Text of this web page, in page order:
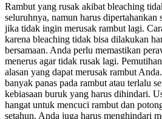
Rambut yang rusak akibat bleaching
seluruhnya, namun harus
jika tidak ingin merusak rambut lagi.
karena bleaching tidak bisa dilakukan
bersamaan. Anda perlu memastikan
menerus agar tidak rusak lagi.
alasan yang dapat merusak rambut
banyak panas pada rambut atau terlalu
kebiasaan buruk yang harus dihindari.
hangat untuk mencuci rambut dan
setahun. Anda juga harus menghindari